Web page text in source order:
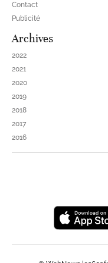
Contact
Publicité
Archives
2022
2021
2020
2019
2018
2017
2016